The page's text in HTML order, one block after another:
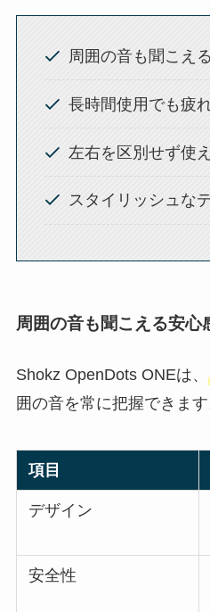
周囲の音も聞こえ
長時間使用でも疲
左右を区別せず使
スタイリッシュな
周囲の音も聞こえる安心
Shokz OpenDots ONEは、
囲の音を常に把握できます
項目
デザイン
安全性